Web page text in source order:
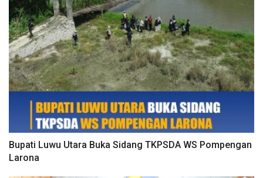
Bupati Luwu Utara Buka Sidang TKPSDA WS Pompengan
Larona